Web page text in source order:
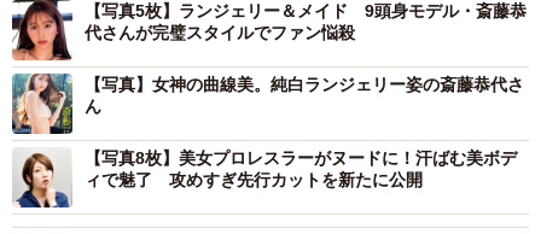
2/2
斎藤恭代さん (C)光文社／週刊FLASH 写真◎まくらあさみ
【写真5枚】ランジェリー＆メイド 9頭身モデル・斎藤恭
代さんが完璧スタイルでファン悩殺
【写真】女神の曲線美。純白ランジェリー姿の斎藤恭代さ
ん
【写真8枚】美女プロレスラーがヌードに！汗ばむ美ボデ
ィで魅了 攻めすぎ先行カットを新たに公開